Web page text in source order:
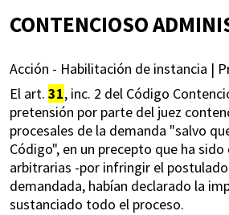
CONTENCIOSO
Acción - Habilitación de instancia |
El art. 31, inc. 2 del Código
pretensión por parte del juez
procesales de la demanda "salvo
Código", en un precepto que ha
arbitrarias -por infringir el
demandada, habían declarado la
sustanciado todo el proceso.